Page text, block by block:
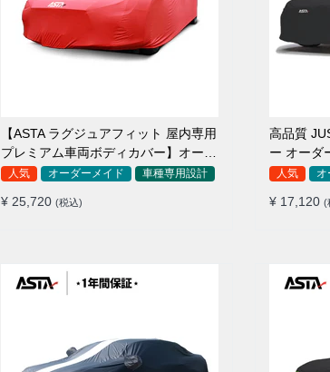
【ASTA ラグジュアフィット 屋内専用
プレミアム車両ボディカバー】オーダ
ーメイド 最高級生地 柔かい 裏起毛車
人気 オーダーメイド 車種専用設計
¥ 25,720 (税込)
高品質
ー オーダ
水 耐久性
人気 オ
¥ 17,120 (